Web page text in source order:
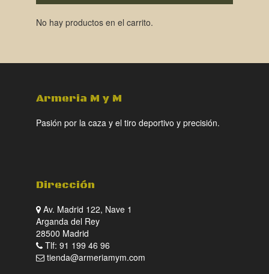
No hay productos en el carrito.
Armeria M y M
Pasión por la caza y el tiro deportivo y precisión.
Dirección
Av. Madrid 122, Nave 1
Arganda del Rey
28500 Madrid
Tlf: 91 199 46 96
tienda@armeriamym.com